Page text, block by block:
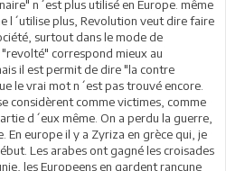
n´est plus utilisé en Europe. même
l´utilise plus, Revolution veut dire faire
surtout dans le mode de
correspond mieux au
il est permit de dire "la contre
le vrai mot n´est pas trouvé encore.
considèrent comme victimes, comme
d´eux même. On a perdu la guerre,
En europe il y a Zyriza en grèce qui, je
Les arabes ont gagné les croisades
les Europeens en gardent rancune